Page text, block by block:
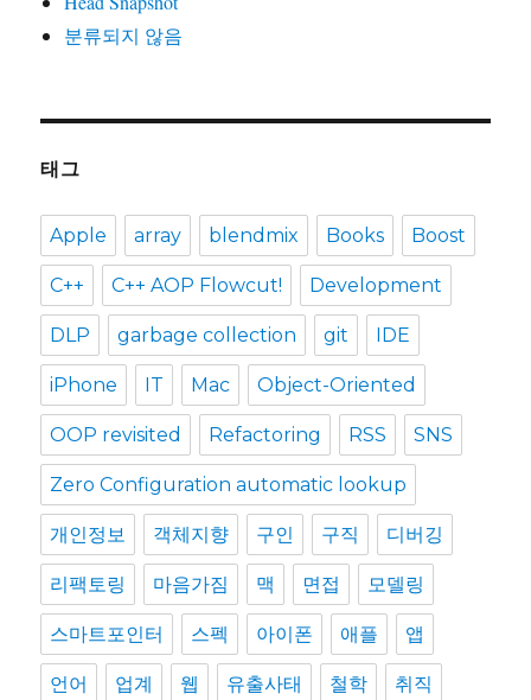
분류되지 않음
태그
Apple array blendmix Books Boost
C++ C++ AOP Flowcut! Development
DLP garbage collection git IDE
iPhone IT Mac Object-Oriented
OOP revisited Refactoring RSS SNS
Zero Configuration automatic lookup
개인정보 객체지향 구인 구직 디버깅
리팩토링 마음가짐 맥 면접 모델링
스마트포인터 스펙 아이폰 애플 앱
언어 업계 웹 유출사태 철학 취직